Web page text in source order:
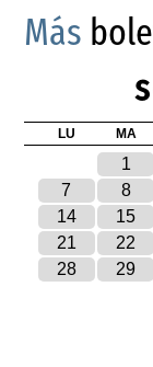
Más
LU MA
1
7
8
14
15
21
22
28
29